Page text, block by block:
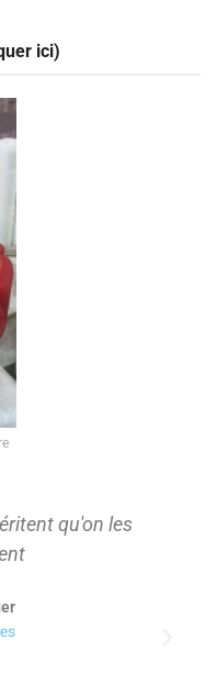
ici)
qu'on les